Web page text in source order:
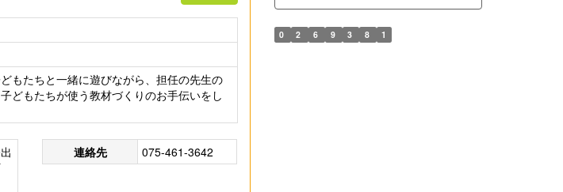
もたちと一緒に遊びながら、担任の先生の
どもたちが使う教材づくりのお手伝いをし
連絡先 075-461-3642
0 2 6 9 3 8 1